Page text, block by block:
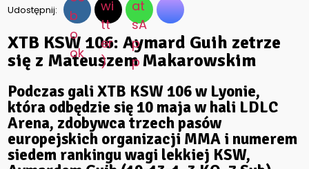
Udostępnij:
XTB KSW 106: Aymard Guih zetrze
się z Mateuszem Makarowskim
Podczas gali XTB KSW 106 w Lyonie,
która odbędzie się 10 maja w hali LDLC
Arena, zdobywca trzech pasów
europejskich organizacji MMA i numerem
siedem rankingu wagi lekkiej KSW,